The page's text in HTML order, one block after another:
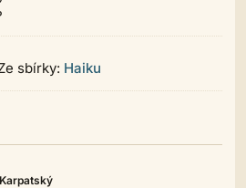
sbírky: Haiku
Karpatský